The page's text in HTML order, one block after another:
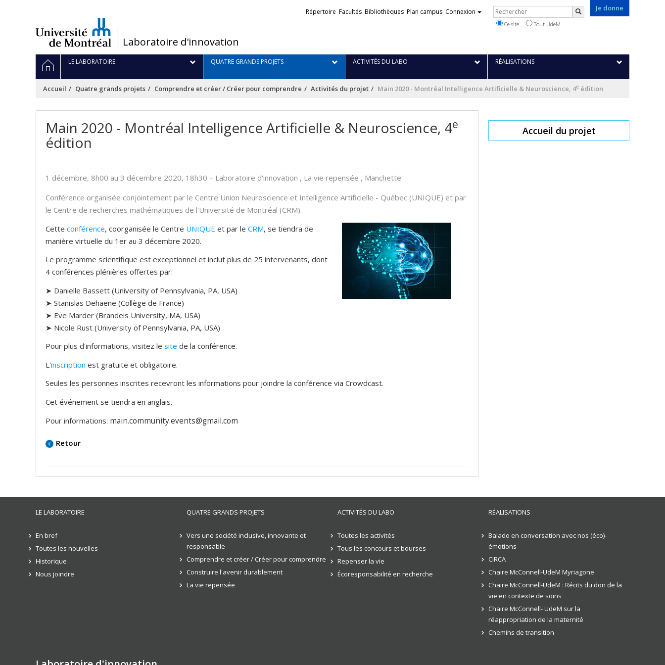
/Laboratoire d'innovation
Je donne
Liens
Répertoire Facultés Bibliothèques Plan campus Connexion Rechercher
Ce site Tout UdeM
Navigation
principale
ACCUEILLE LABORATOIRE QUATRE GRANDS PROJETS ACTIVITÉS DU LABO RÉALISATIONS
Accueil Quatre grands projets Comprendre et créer / Créer pour comprendre Activités du projet Main 2020 - Montréal Intelligence Artificielle & Neuroscience, 4e édition
Main 2020 - Montréal Intelligence Artificielle & Neuroscience, 4e
édition
1 décembre, 8h00 au 3 décembre 2020, 18h30 – Laboratoire d'innovation , La vie repensée , Manchette
Conférence organisée conjointement par le Centre Union Neuroscience et Intelligence Artificielle - Québec (UNIQUE) et par
le Centre de recherches mathématiques de l'Université de Montréal (CRM).
Cette conférence, coorganisée le Centre UNIQUE et par le CRM, se tiendra de
manière virtuelle du 1er au 3 décembre 2020.
Le programme scientifique est exceptionnel et inclut plus de 25 intervenants, dont
4 conférences plénières offertes par:
➤ Danielle Bassett (University of Pennsylvania, PA, USA)
➤ Stanislas Dehaene (Collège de France)
➤ Eve Marder (Brandeis University, MA, USA)
➤ Nicole Rust (University of Pennsylvania, PA, USA)
Pour plus d'informations, visitez le site de la conférence.
L'inscription est gratuite et obligatoire.
Seules les personnes inscrites recevront les informations pour joindre la conférence via Crowdcast.
Cet événement se tiendra en anglais.
Pour informations: main.community.events@gmail.com
Retour
Accueil du projet
LE LABORATOIRE
En bref
Toutes les nouvelles
Historique
Nous joindre
QUATRE GRANDS PROJETS
Vers une société inclusive, innovante et
responsable
Comprendre et créer / Créer pour comprendre
Construire l'avenir durablement
La vie repensée
ACTIVITÉS DU LABO
Toutes les activités
Tous les concours et bourses
Repenser la vie
Écoresponsabilité en recherche
RÉALISATIONS
Balado en conversation avec nos (éco)-
émotions
CIRCA
Chaire McConnell-UdeM Myriagone
Chaire McConnell-UdeM : Récits du don de la
vie en contexte de soins
Chaire McConnell- UdeM sur la
réappropriation de la maternité
Chemins de transition